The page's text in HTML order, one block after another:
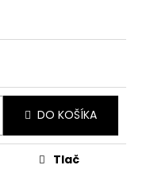
DO KOŠÍKA
Tlač